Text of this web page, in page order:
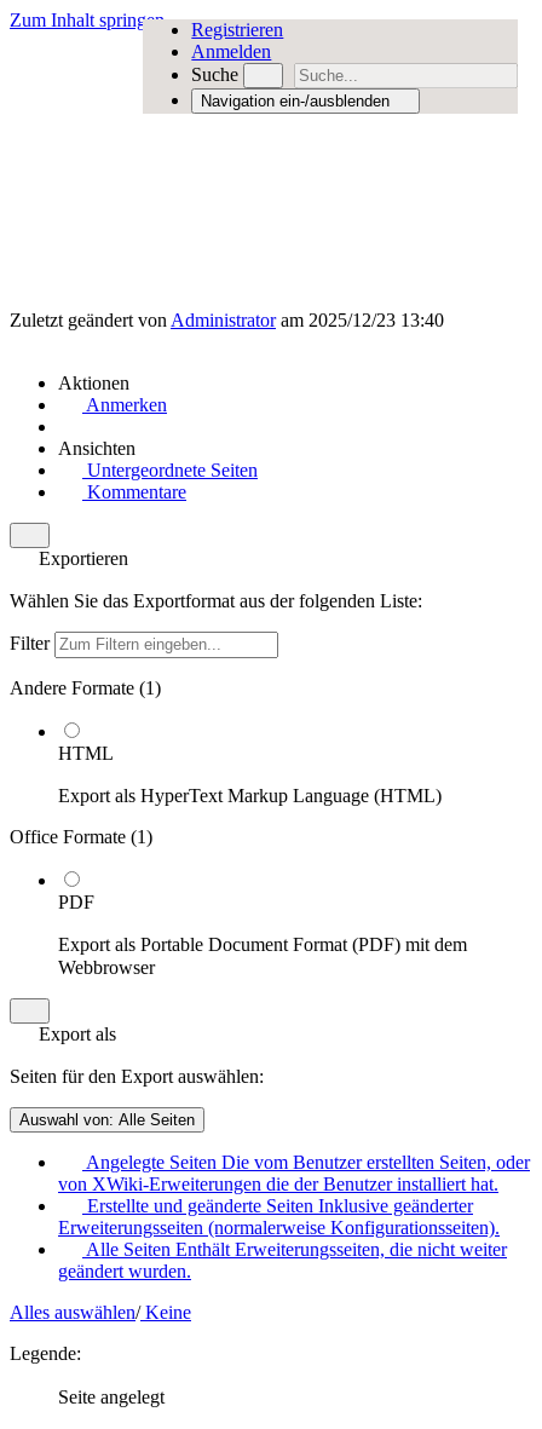
Zum Inhalt springen
Registrieren
Anmelden
Suche
Navigation ein-/ausblenden
Zuletzt geändert von Administratoram 2025/12/23 13:40
Aktionen
Anmerken
Ansichten
Untergeordnete Seiten
Kommentare
Exportieren
Wählen Sie das Exportformat aus der folgenden Liste:
Filter
Andere Formate (1)
HTML
Export als HyperText Markup Language (HTML)
Office Formate (1)
PDF
Export als Portable Document Format (PDF) mit dem
Webbrowser
Export als
Seiten für den Export auswählen:
Auswahl von: Alle Seiten
Angelegte Seiten Die vom Benutzer erstellten Seiten, oder
von XWiki-Erweiterungen die der Benutzer installiert hat.
Erstellte und geänderte Seiten Inklusive geänderter
Erweiterungsseiten (normalerweise Konfigurationsseiten).
Alle Seiten Enthält Erweiterungsseiten, die nicht weiter
geändert wurden.
Alles auswählen/Keine
Legende:
Seite angelegt